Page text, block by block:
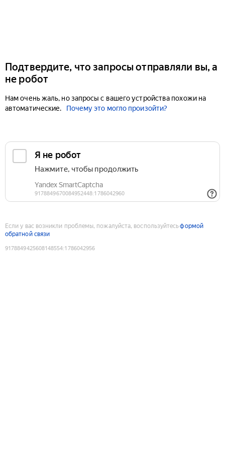
Подтвердите, что запросы отправляли вы, а
не робот
Нам очень жаль, но запросы с вашего устройства похожи на
автоматические.
Почему это могло произойти?
Если у вас возникли проблемы, пожалуйста, воспользуйтесьформой
обратной связи
9178849425608148554:1786042956